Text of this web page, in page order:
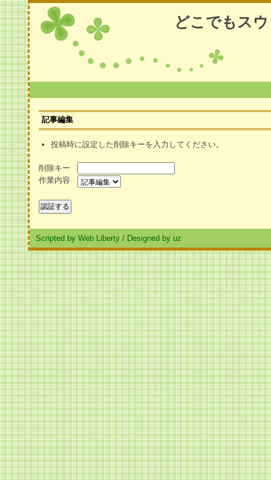
どこでもス
記事編集
投稿時に設定した削除キーを入力してください。
削除キー
作業内容
Scripted by Web Liberty / Designed by uz